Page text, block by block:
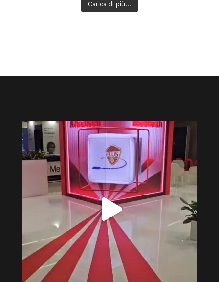
Carica di più...
itaprosrl
Giu 1